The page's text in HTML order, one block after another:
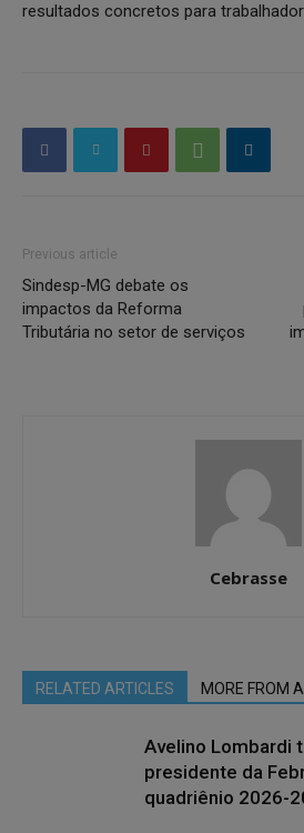
resultados concretos para
Previous article
Sindesp-MG debate os
impactos da Reforma
Tributária no setor de serviços
Cebrasse
RELATED ARTICLES MORE FROM
Avelino Lombardi
presidente da
quadriênio 2026-